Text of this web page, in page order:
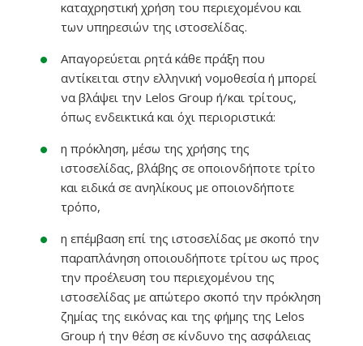
καταχρηστική χρήση του περιεχομένου και
των υπηρεσιών της ιστοσελίδας.
Απαγορεύεται ρητά κάθε πράξη που
αντίκειται στην ελληνική νομοθεσία ή μπορεί
να βλάψει την Lelos Group ή/και τρίτους,
όπως ενδεικτικά και όχι περιοριστικά:
η πρόκληση, μέσω της χρήσης της
ιστοσελίδας, βλάβης σε οποιονδήποτε τρίτο
και ειδικά σε ανηλίκους με οποιονδήποτε
τρόπο,
η επέμβαση επί της ιστοσελίδας με σκοπό την
παραπλάνηση οποιουδήποτε τρίτου ως προς
την προέλευση του περιεχομένου της
ιστοσελίδας με απώτερο σκοπό την πρόκληση
ζημίας της εικόνας και της φήμης της Lelos
Group ή την θέση σε κίνδυνο της ασφάλειας